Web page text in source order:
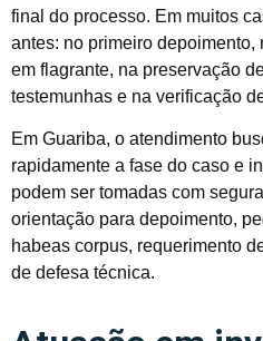
final do processo. Em muitos
antes: no primeiro
em flagrante, na preservação
testemunhas e na verificação
Em Guariba, o atendimento
rapidamente a fase do caso e
podem ser tomadas com
orientação para depoimento,
habeas corpus, requerimento
de defesa técnica.